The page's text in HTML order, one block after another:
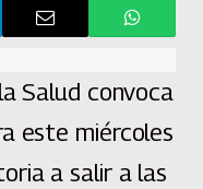
Salud convoca
este miércoles
a salir a las